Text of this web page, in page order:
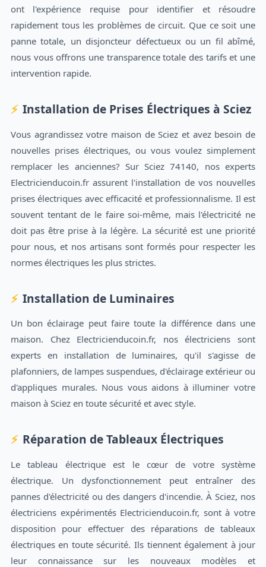
ont l'expérience requise pour identifier et résoudre
rapidement tous les problèmes de circuit. Que ce soit une
panne totale, un disjoncteur défectueux ou un fil abîmé,
nous vous offrons une transparence totale des tarifs et une
intervention rapide.
Installation de Prises Électriques à Sciez
Vous agrandissez votre maison de Sciez et avez besoin de
nouvelles prises électriques, ou vous voulez simplement
remplacer les anciennes? Sur Sciez 74140, nos experts
Electricienducoin.fr assurent l'installation de vos nouvelles
prises électriques avec efficacité et professionnalisme. Il est
souvent tentant de le faire soi-même, mais l'électricité ne
doit pas être prise à la légère. La sécurité est une priorité
pour nous, et nos artisans sont formés pour respecter les
normes électriques les plus strictes.
Installation de Luminaires
Un bon éclairage peut faire toute la différence dans une
maison. Chez Electricienducoin.fr, nos électriciens sont
experts en installation de luminaires, qu'il s'agisse de
plafonniers, de lampes suspendues, d'éclairage extérieur ou
d'appliques murales. Nous vous aidons à illuminer votre
maison à Sciez en toute sécurité et avec style.
Réparation de Tableaux Électriques
Le tableau électrique est le cœur de votre système
électrique. Un dysfonctionnement peut entraîner des
pannes d'électricité ou des dangers d'incendie. À Sciez, nos
électriciens expérimentés Electricienducoin.fr, sont à votre
disposition pour effectuer des réparations de tableaux
électriques en toute sécurité. Ils tiennent également à jour
leur connaissance sur les nouveaux modèles et